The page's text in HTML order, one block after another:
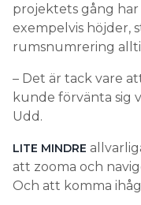
projektets gång
exempelvis höjder,
rumsnumrering
– Det är tack vare
kunde förvänta sig
Udd.
LITE MINDRE
att zooma och
Och att komma